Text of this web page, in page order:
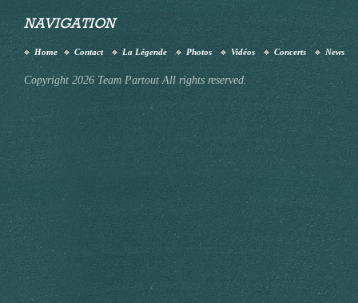
NAVIGATION
Home Contact La Légende Photos Vidéos Concerts News
Copyright 2026 Team Partout All rights reserved.